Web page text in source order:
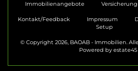
Immobilienangebote Versicherung
Kontakt/Feedback Impressum
Setup
© Copyright 2026, BAOAB - Immobilien.
Powered by estate45